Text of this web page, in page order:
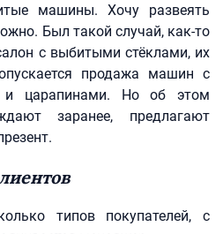
машины. Хочу развеять
Был такой случай, как-то
с выбитыми стёклами, их
продажа машин с
и царапинами. Но об этом
заранее, предлагают
типов покупателей, с